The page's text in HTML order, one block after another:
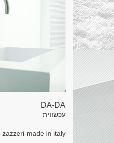
DA-DA
עכשווית
zazzeri-made in italy